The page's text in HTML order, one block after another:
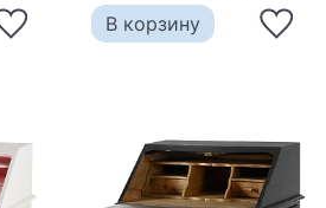
В корзину